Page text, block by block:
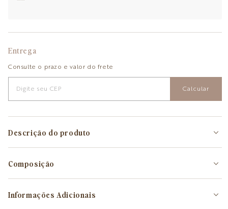
Entrega
Consulte o prazo e valor do frete
Calcular
Descrição do produto
Composição
Informações Adicionais